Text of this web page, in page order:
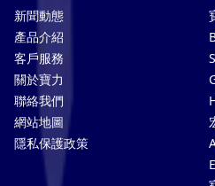
新聞動態
產品介紹
客戶服務
關於寶力
聯絡我們
網站地圖
隱私保護政策